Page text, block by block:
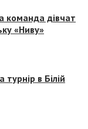
команда дівчат
«Ниву»
в Білій